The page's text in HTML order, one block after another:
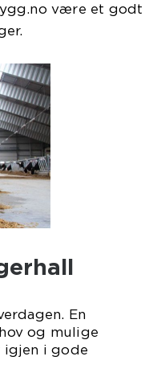
være et godt
En
og mulige
igjen i gode